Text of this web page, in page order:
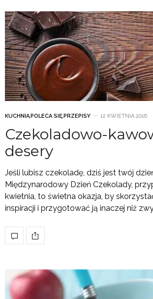
KUCHNIA,POLECA SIĘ,PRZEPISY 12 KWIETNIA 2016
Czekoladowo-
desery
Jeśli lubisz czekoladę, dziś jest twój
Międzynarodowy Dzień Czekolady,
kwietnia, to świetna okazja, by
inspiracji i przygotować ją inaczej niż